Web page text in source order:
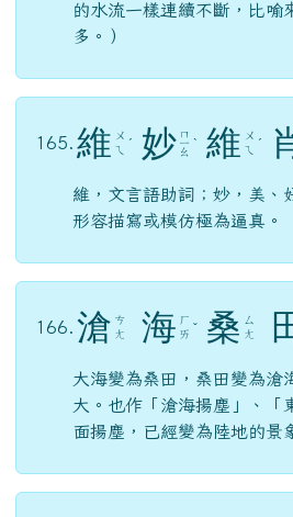
的水流一樣連續不斷，比喻
多。）
165. 維 ㄨ
ㄟ
ˊ 妙 ㄇ
ㄧ
ㄠ
ˋ 維 ㄨ
ㄟ
ˊ
維，文言語助詞；妙，美、
形容描寫或模仿極為逼真。
166. 滄 ㄘ
ㄤ
海 ㄏ
ㄞ ˇ 桑 ㄙ
ㄤ
大海變為桑田，桑田變為滄
大。也作「滄海揚塵」、「
面揚塵，已經變為陸地的景